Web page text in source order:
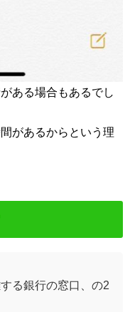
ある場合もあるでし
があるからという理
る銀行の窓口、の2